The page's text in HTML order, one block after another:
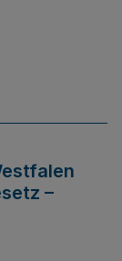
–